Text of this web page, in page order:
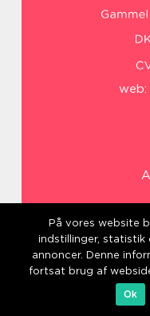
web:
På vores website
indstillinger, statistik
annoncer. Denne
fortsat brug af
Ok